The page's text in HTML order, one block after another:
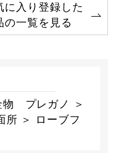
に入り登録した
の一覧を見る
物 プレガノ ＞
所 ＞ ローブフ